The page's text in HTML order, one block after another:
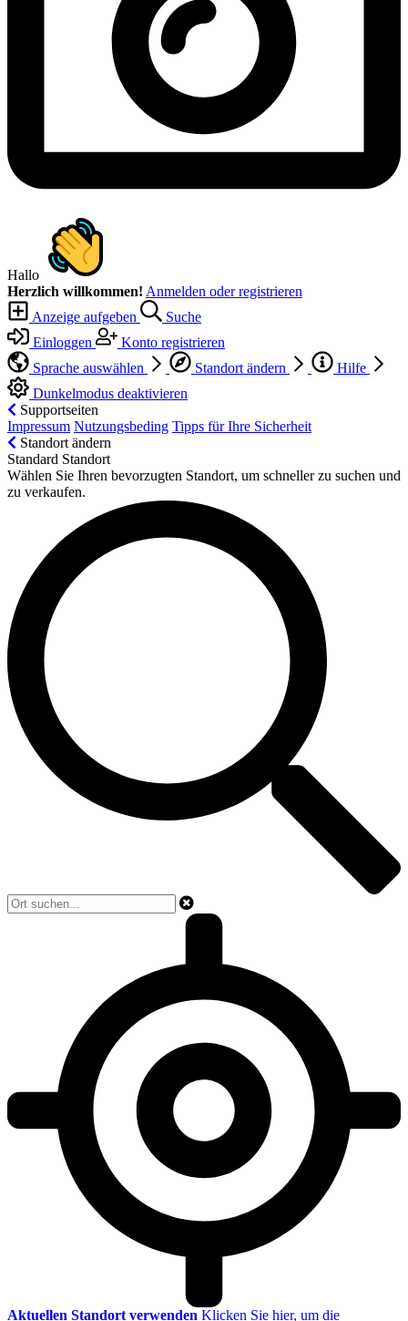
Hallo
Herzlich willkommen! Anmelden oder registrieren
Anzeige aufgeben
Suche
Einloggen
Konto registrieren
Sprache auswählen
Standort ändern
Hilfe
Dunkelmodus deaktivieren
Supportseiten
Impressum Nutzungsbeding Tipps für Ihre Sicherheit
Standort ändern
Standard Standort
Wählen Sie Ihren bevorzugten Standort, um schneller zu suchen und
zu verkaufen.
Aktuellen Standort verwenden Klicken Sie hier, um die